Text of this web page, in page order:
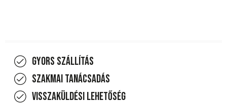
Gyors szállítás
Szakmai tanácsadás
Visszaküldési lehetőség